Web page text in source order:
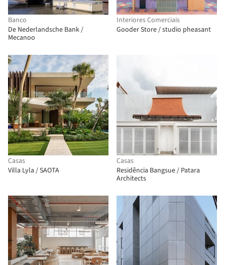
Banco
De Nederlandsche Bank /
Mecanoo
Interiores Comerciais
Gooder Store / studio pheasant
Casas
Villa Lyla / SAOTA
Casas
Residência Bangsue / Patara
Architects